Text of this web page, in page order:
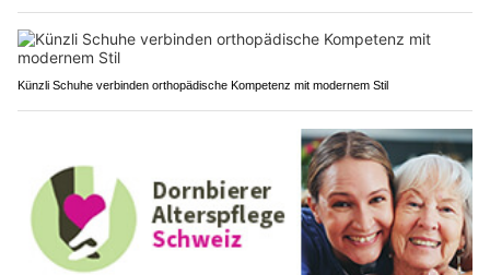
Künzli Schuhe verbinden orthopädische Kompetenz mit modernem Stil